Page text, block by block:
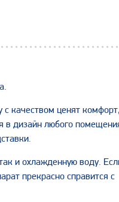
с качеством ценят комфорт,
в дизайн любого
и охлажденную воду.
прекрасно справится с